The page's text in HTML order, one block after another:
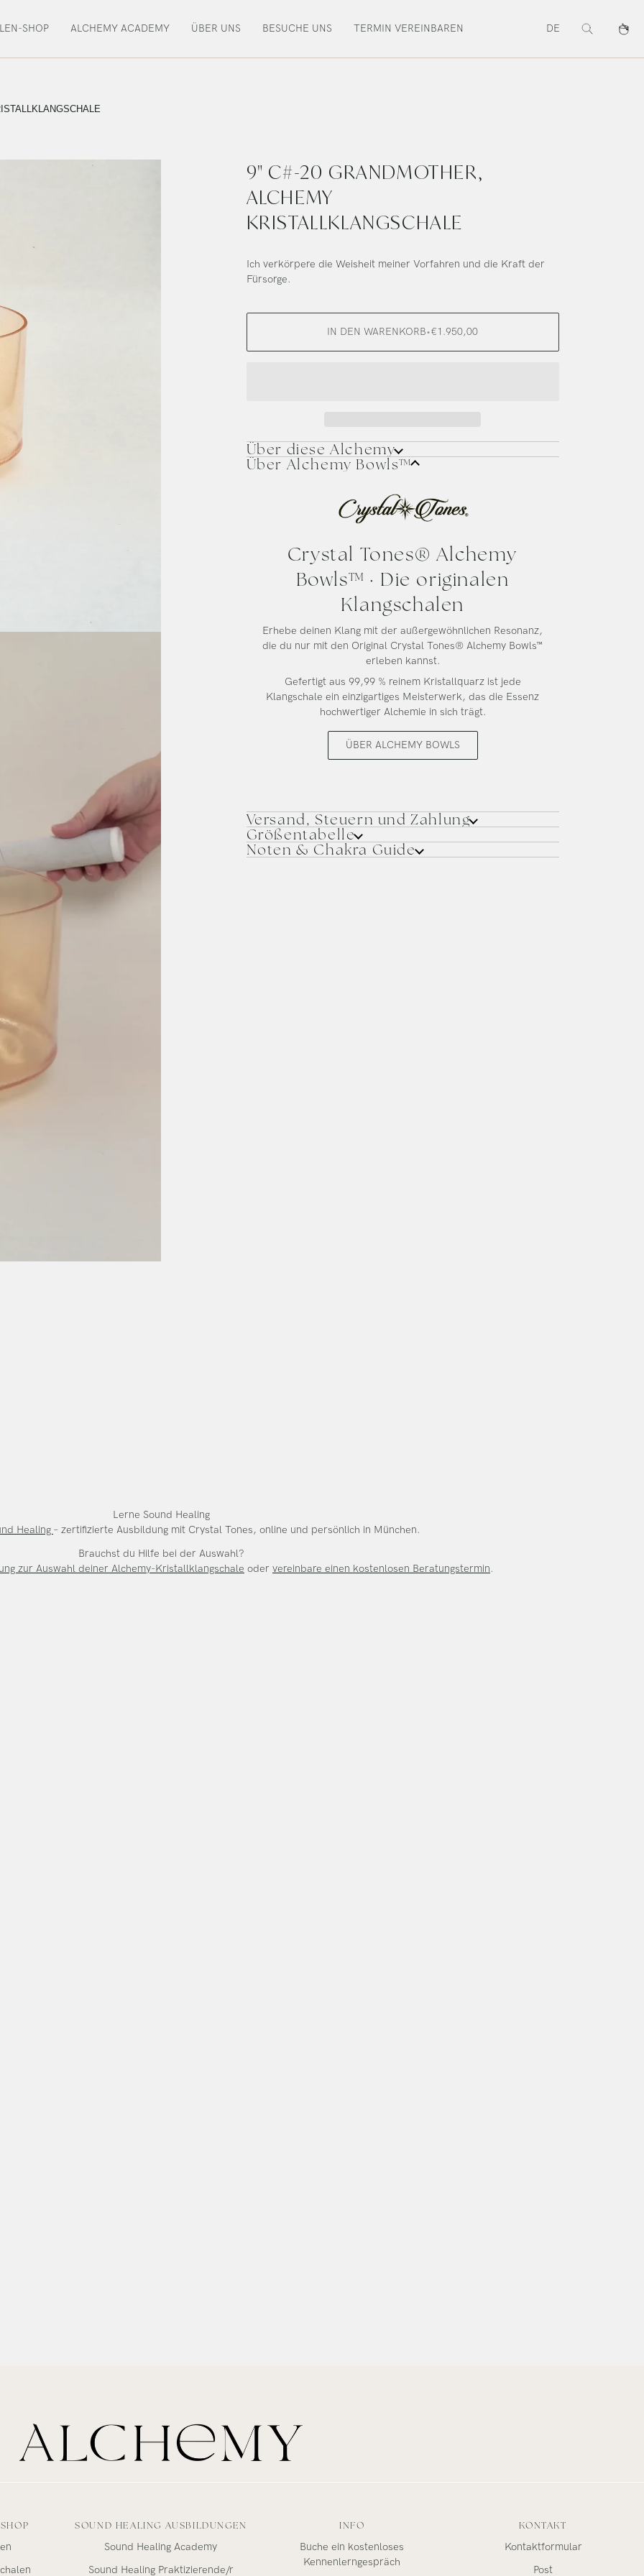
SHOP ALCHEMY ACADEMY ÜBER UNS BESUCHE UNS TERMIN VEREINBAREN DE
Suche
9" C#-20 GRANDMOTHER,
ALCHEMY
KRISTALLKLANGSCHALE
Ich verkörpere die Weisheit meiner Vorfahren und die Kraft der
Fürsorge.
IN DEN WARENKORB•€1.950,00
Über diese Alchemy
Über Alchemy Bowls™
Crystal Tones® Alchemy
Bowls™ · Die originalen
Klangschalen
Erhebe deinen Klang mit der außergewöhnlichen Resonanz,
die du nur mit den Original Crystal Tones® Alchemy Bowls™
erleben kannst.
Gefertigt aus 99,99 % reinem Kristallquarz ist jede
Klangschale ein einzigartiges Meisterwerk, das die Essenz
hochwertiger Alchemie in sich trägt.
ÜBER ALCHEMY BOWLS
Versand, Steuern und Zahlung
Größentabelle
Noten & Chakra Guide
Lerne Sound Healing
Healing – zertifizierte Ausbildung mit Crystal Tones, online und persönlich in München.
Brauchst du Hilfe bei der Auswahl?
zur Auswahl deiner Alchemy-Kristallklangschale oder vereinbare einen kostenlosen Beratungstermin.
SOUND HEALING AUSBILDUNGEN
Sound Healing Academy
Sound Healing Praktizierende/r
INFO
Buche ein kostenloses
Kennenlerngespräch
KONTAKT
Kontaktformular
Post